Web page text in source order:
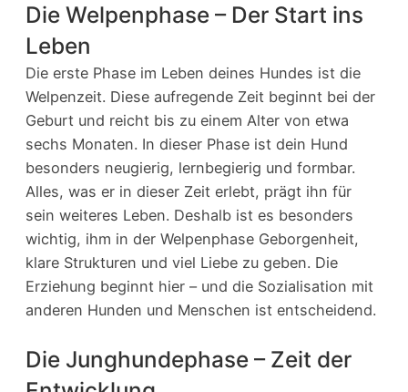
Die Welpenphase – Der Start ins
Leben
Die erste Phase im Leben deines Hundes ist die
Welpenzeit. Diese aufregende Zeit beginnt bei der
Geburt und reicht bis zu einem Alter von etwa
sechs Monaten. In dieser Phase ist dein Hund
besonders neugierig, lernbegierig und formbar.
Alles, was er in dieser Zeit erlebt, prägt ihn für
sein weiteres Leben. Deshalb ist es besonders
wichtig, ihm in der Welpenphase Geborgenheit,
klare Strukturen und viel Liebe zu geben. Die
Erziehung beginnt hier – und die Sozialisation mit
anderen Hunden und Menschen ist entscheidend.
Die Junghundephase – Zeit der